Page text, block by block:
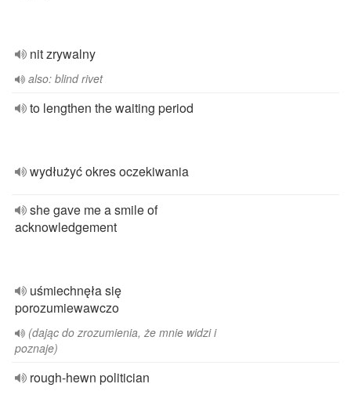
nit zrywalny
also: blind rivet
to lengthen the waiting period
wydłużyć okres oczekiwania
she gave me a smile of
acknowledgement
uśmiechnęła się
porozumiewawczo
(dając do zrozumienia, że mnie widzi i
poznaje)
rough-hewn politician